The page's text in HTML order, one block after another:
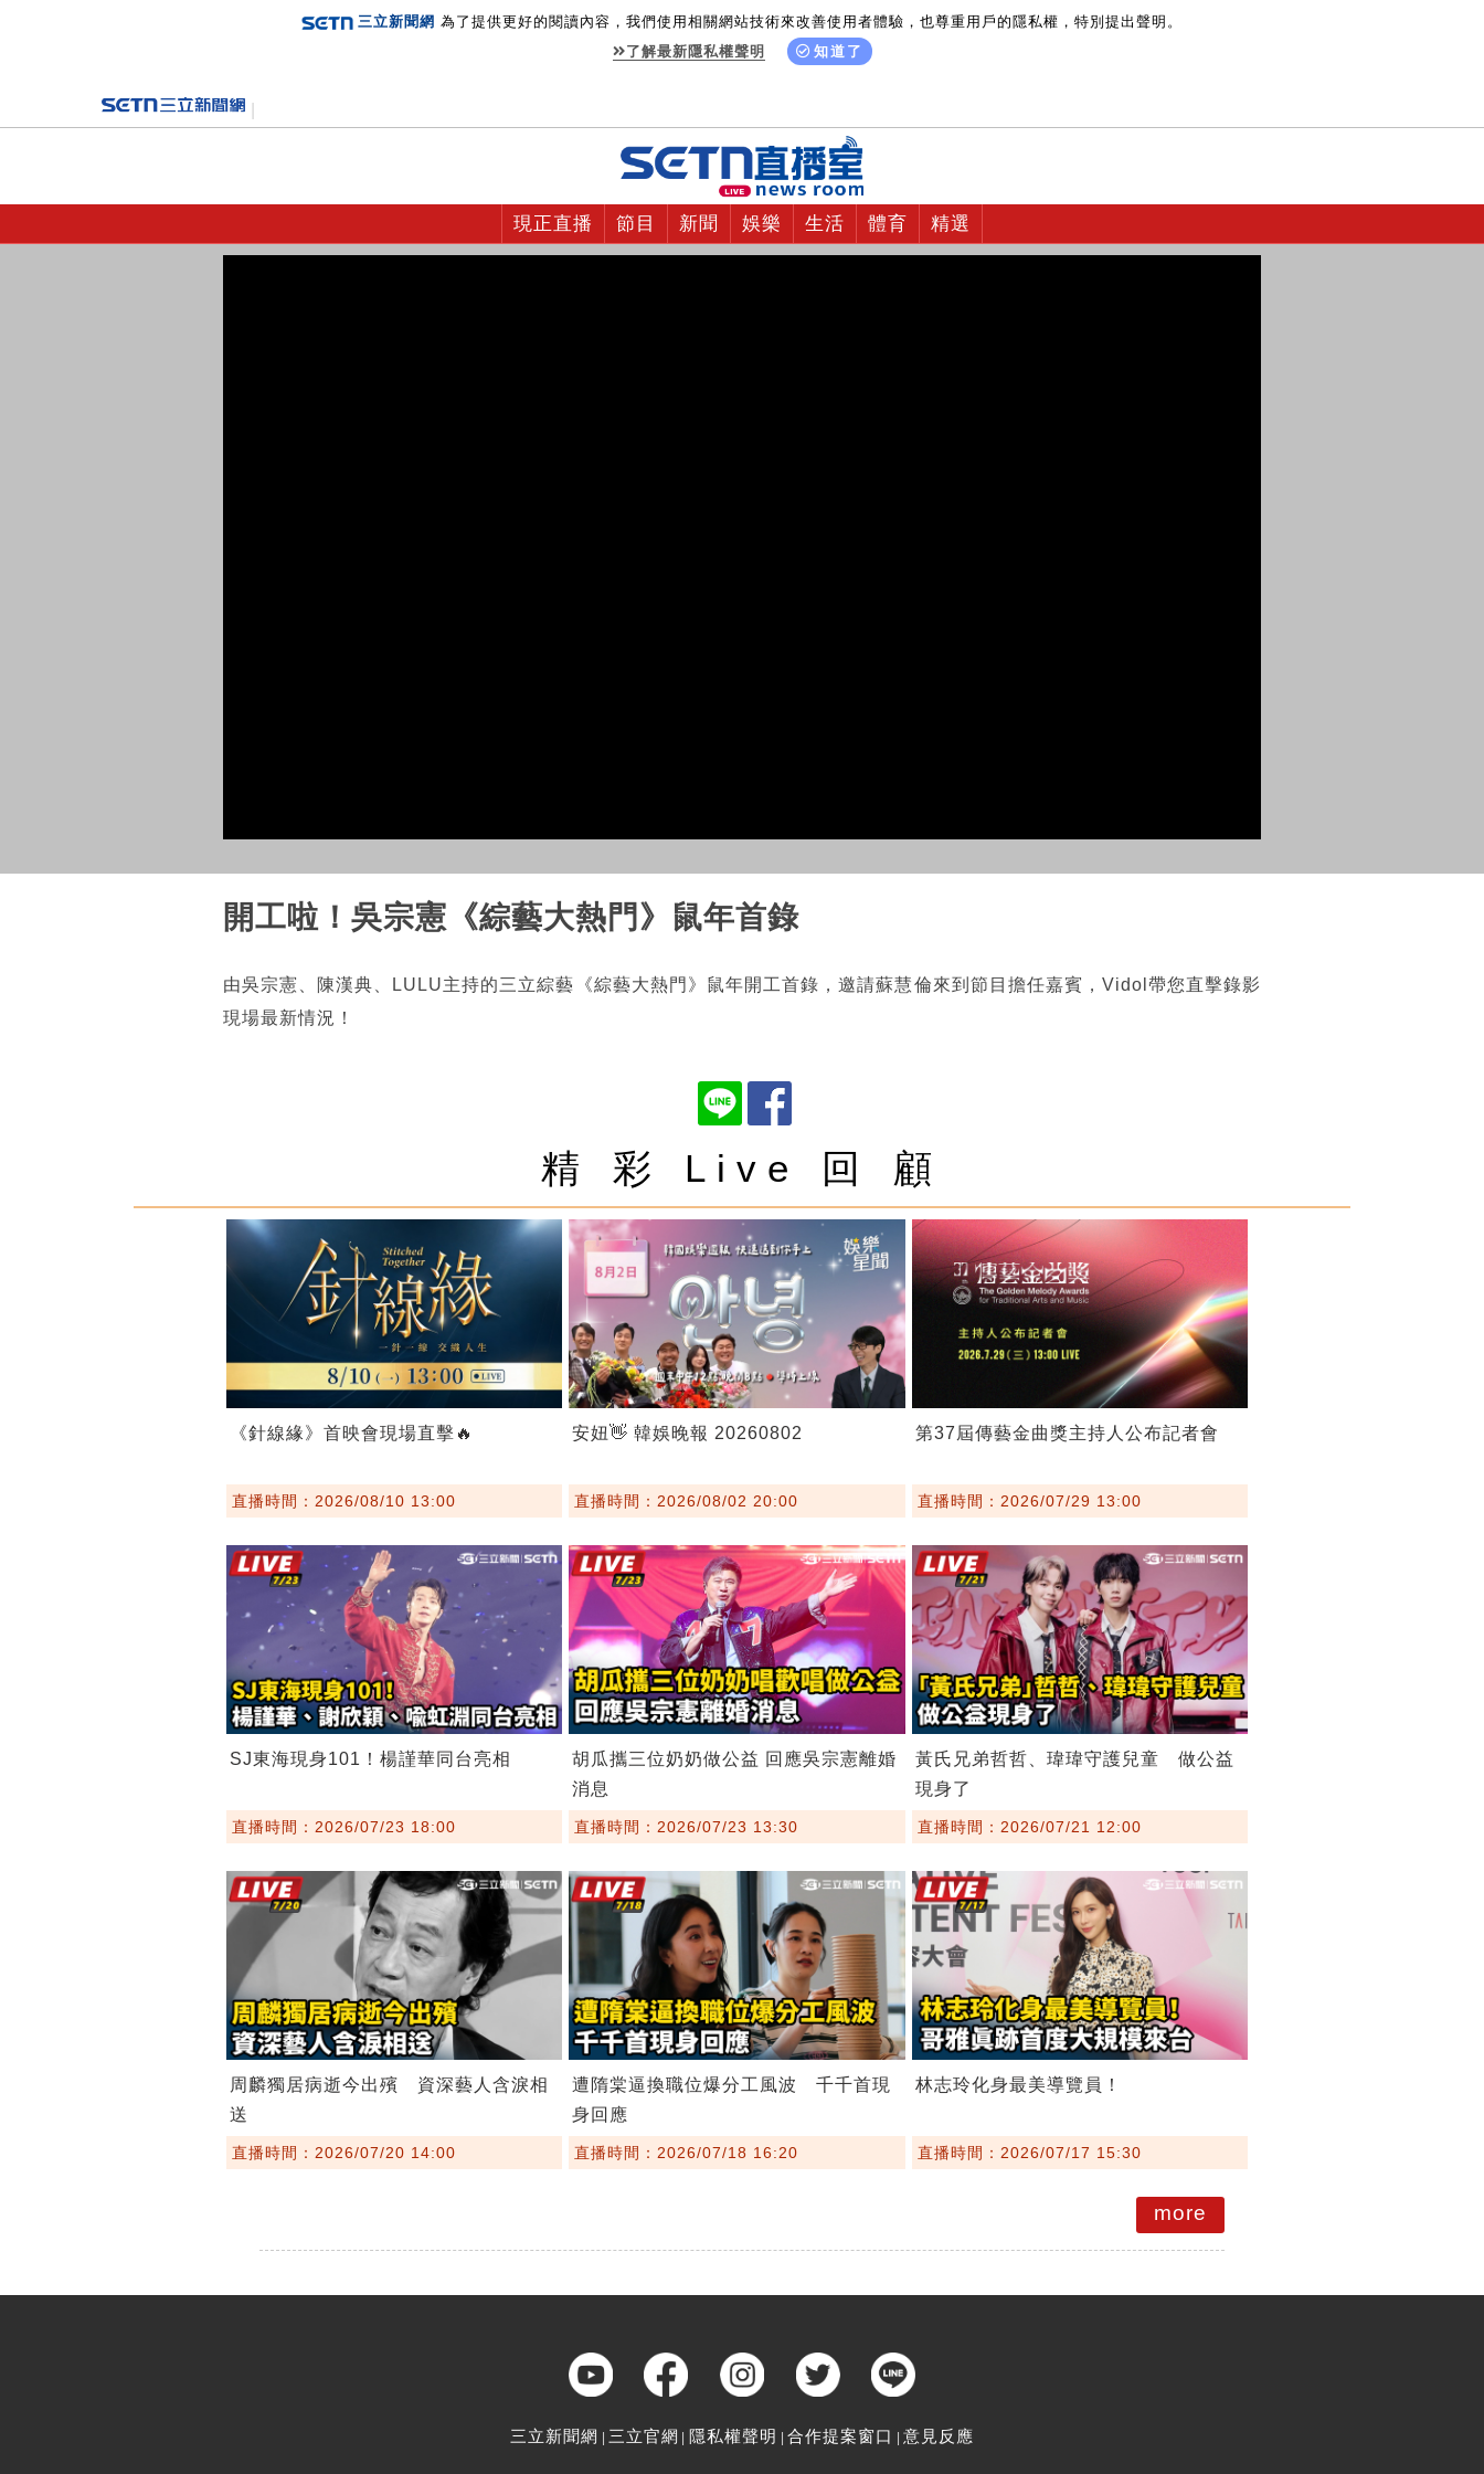
三立新聞網 為了提供更好的閱讀內容，我們使用相關網站技術來改善使用者體驗，也尊重用戶的隱私權，特別提出聲明。
了解最新隱私權聲明
知道了
現正直播 節目 新聞 娛樂 生活 體育 精選
開工啦！吳宗憲《綜藝大熱門》鼠年首錄
由吳宗憲、陳漢典、LULU主持的三立綜藝《綜藝大熱門》鼠年開工首錄，邀請蘇慧倫來到節目擔任嘉賓，Vidol帶您直擊錄影
現場最新情況！
精 彩 Live 回 顧
《針線緣》首映會現場直擊🔥
直播時間：2026/08/10 13:00
安妞👋 韓娛晚報 20260802
直播時間：2026/08/02 20:00
第37屆傳藝金曲獎主持人公布記者會
直播時間：2026/07/29 13:00
SJ東海現身101！楊謹華同台亮相
直播時間：2026/07/23 18:00
胡瓜攜三位奶奶做公益 回應吳宗憲離婚
消息
直播時間：2026/07/23 13:30
黃氏兄弟哲哲、瑋瑋守護兒童 做公益
現身了
直播時間：2026/07/21 12:00
周麟獨居病逝今出殯 資深藝人含淚相
送
直播時間：2026/07/20 14:00
遭隋棠逼換職位爆分工風波 千千首現
身回應
直播時間：2026/07/18 16:20
林志玲化身最美導覽員！
直播時間：2026/07/17 15:30
more
三立新聞網 三立官網 隱私權聲明 合作提案窗口 意見反應